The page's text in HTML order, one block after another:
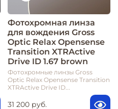
Фотохромная линза
для вождения Gross
Optic Relax Opensense
Transition XTRActive
Drive ID 1.67 brown
Фотохромные линзы Gross
Optic Relax Opensense Transition
XTRActive Drive ID...
31 200 руб.